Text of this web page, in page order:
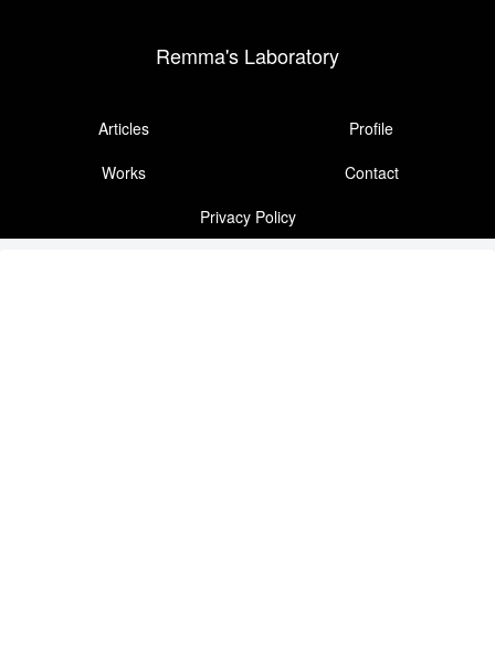
Remma's Laboratory
Articles
Profile
Works
Contact
Privacy Policy